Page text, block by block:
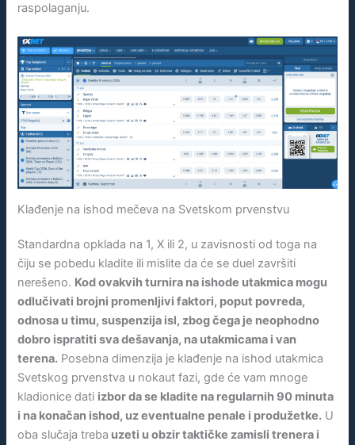
raspolaganju.
Klađenje na ishod mečeva na Svetskom prvenstvu
Standardna opklada na 1, X ili 2, u zavisnosti od toga na
čiju se pobedu kladite ili mislite da će se duel završiti
nerešeno. Kod ovakvih turnira na ishode utakmica mogu
odlučivati brojni promenljivi faktori, poput povreda,
odnosa u timu, suspenzija isl, zbog čega je neophodno
dobro ispratiti sva dešavanja, na utakmicama i van
terena. Posebna dimenzija je klađenje na ishod utakmica
Svetskog prvenstva u nokaut fazi, gde će vam mnoge
kladionice dati izbor da se kladite na regularnih 90 minuta
i na konačan ishod, uz eventualne penale i produžetke. U
oba slučaja treba uzeti u obzir taktičke zamisli trenera i